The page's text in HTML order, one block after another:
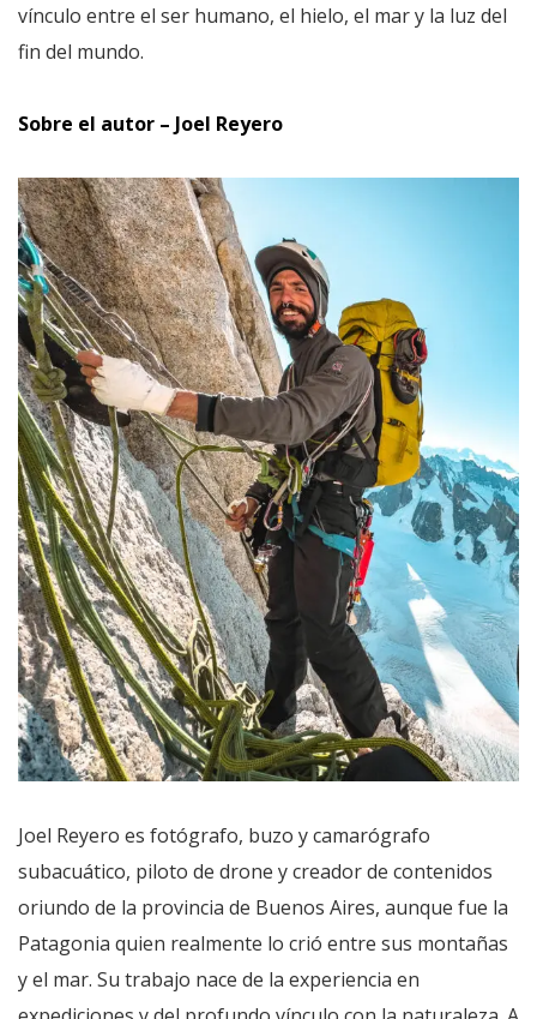
vínculo entre el ser humano, el hielo, el mar y la luz del
fin del mundo.
Sobre el autor – Joel Reyero
Joel Reyero es fotógrafo, buzo y camarógrafo
subacuático, piloto de drone y creador de contenidos
oriundo de la provincia de Buenos Aires, aunque fue la
Patagonia quien realmente lo crió entre sus montañas
y el mar. Su trabajo nace de la experiencia en